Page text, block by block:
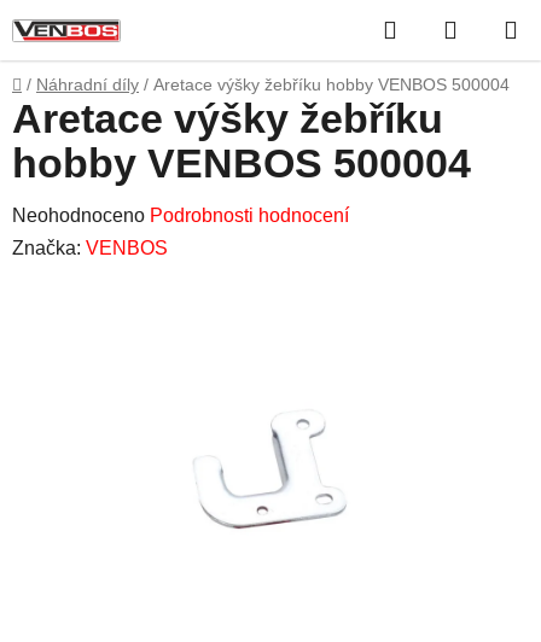
na
obsah
Hledat
KOŠÍK
Domů
/ Náhradní díly / Aretace výšky žebříku hobby VENBOS 500004
Aretace výšky žebříku
hobby VENBOS 500004
Průměrné
hodnocení
Neohodnoceno Podrobnosti hodnocení
Značka: VENBOS